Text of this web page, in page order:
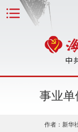
事业单
作者：新